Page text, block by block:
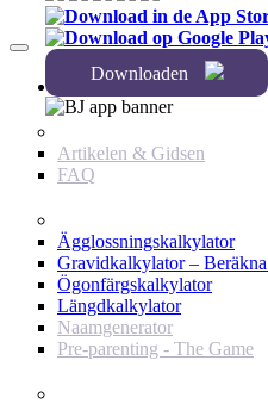
Användare
Artikelen & Gidsen
FAQ
Ägglossningskalkylator
Gravidkalkylator –
Ögonfärgskalkylator
Längdkalkylator
Naamgenerator
Pre-parenting - The Game
Downloaden